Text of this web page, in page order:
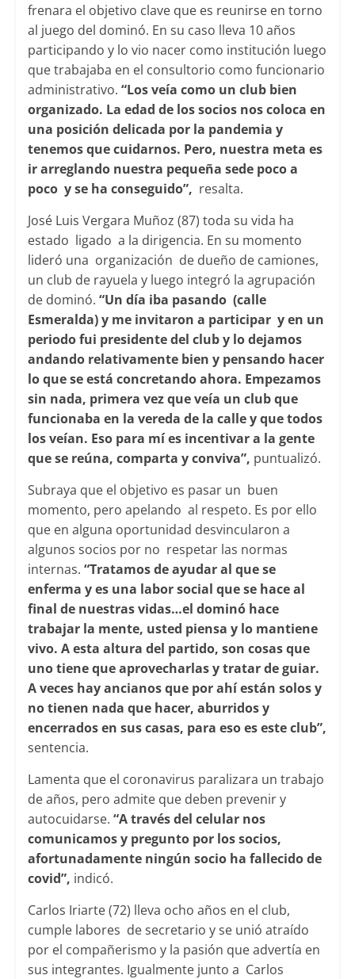
frenara el objetivo clave que es reunirse en torno
al juego del dominó. En su caso lleva 10 años
participando y lo vio nacer como institución luego
que trabajaba en el consultorio como funcionario
administrativo. “Los veía como un club bien
organizado. La edad de los socios nos coloca en
una posición delicada por la pandemia y
tenemos que cuidarnos. Pero, nuestra meta es
ir arreglando nuestra pequeña sede poco a
poco y se ha conseguido”, resalta.
José Luis Vergara Muñoz (87) toda su vida ha
estado ligado a la dirigencia. En su momento
lideró una organización de dueño de camiones,
un club de rayuela y luego integró la agrupación
de dominó. “Un día iba pasando (calle
Esmeralda) y me invitaron a participar y en un
periodo fui presidente del club y lo dejamos
andando relativamente bien y pensando hacer
lo que se está concretando ahora. Empezamos
sin nada, primera vez que veía un club que
funcionaba en la vereda de la calle y que todos
los veían. Eso para mí es incentivar a la gente
que se reúna, comparta y conviva”, puntualizó.
Subraya que el objetivo es pasar un buen
momento, pero apelando al respeto. Es por ello
que en alguna oportunidad desvincularon a
algunos socios por no respetar las normas
internas. “Tratamos de ayudar al que se
enferma y es una labor social que se hace al
final de nuestras vidas…el dominó hace
trabajar la mente, usted piensa y lo mantiene
vivo. A esta altura del partido, son cosas que
uno tiene que aprovecharlas y tratar de guiar.
A veces hay ancianos que por ahí están solos y
no tienen nada que hacer, aburridos y
encerrados en sus casas, para eso es este club”,
sentencia.
Lamenta que el coronavirus paralizara un trabajo
de años, pero admite que deben prevenir y
autocuidarse. “A través del celular nos
comunicamos y pregunto por los socios,
afortunadamente ningún socio ha fallecido de
covid”, indicó.
Carlos Iriarte (72) lleva ocho años en el club,
cumple labores de secretario y se unió atraído
por el compañerismo y la pasión que advertía en
sus integrantes. Igualmente junto a Carlos